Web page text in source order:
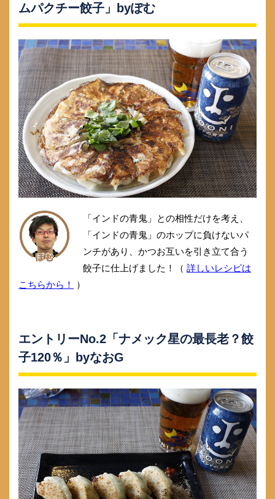
ムパクチー餃子」byぽむ
「インドの青鬼」との相性だけを考え、
「インドの青鬼」のホップに負けないパ
ンチがあり、かつお互いを引き立て合う
餃子に仕上げました！（ 詳しいレシピは
こちらから！
）
エントリーNo.2「ナメック星の最長老？餃
子120％」byなおG